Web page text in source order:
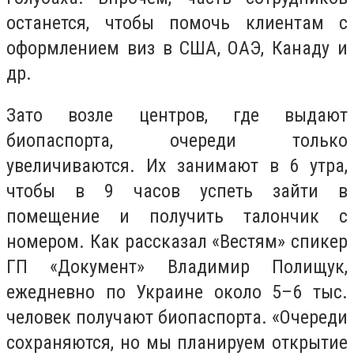
останется, чтобы помочь клиентам с
оформлением виз в США, ОАЭ, Канаду и
др.
Зато возле центров, где выдают
биопаспорта, очереди только
увеличиваются. Их занимают в 6 утра,
чтобы в 9 часов успеть зайти в
помещение и получить талончик с
номером. Как рассказал «Вестям» спикер
ГП «Документ» Владимир Полищук,
ежедневно по Украине около 5–6 тыс.
человек получают биопаспорта. «Очереди
сохраняются, но мы планируем открытие